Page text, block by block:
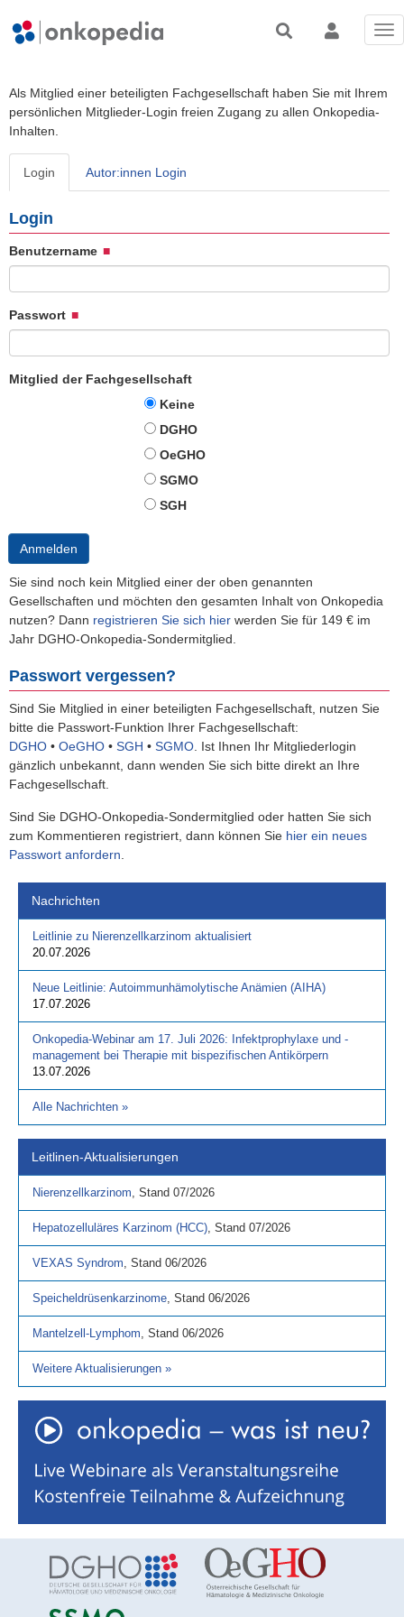
Als Mitglied einer beteiligten Fachgesellschaft haben Sie mit Ihrem
persönlichen Mitglieder-Login freien Zugang zu allen Onkopedia-
Inhalten.
Login Autor:innen Login
Login
Benutzername
Passwort
Mitglied der Fachgesellschaft
Keine
DGHO
OeGHO
SGMO
SGH
Anmelden
Sie sind noch kein Mitglied einer der oben genannten
Gesellschaften und möchten den gesamten Inhalt von Onkopedia
nutzen? Dann registrieren Sie sich hier werden Sie für 149 € im
Jahr DGHO-Onkopedia-Sondermitglied.
Passwort vergessen?
Sind Sie Mitglied in einer beteiligten Fachgesellschaft, nutzen Sie
bitte die Passwort-Funktion Ihrer Fachgesellschaft:
DGHO • OeGHO • SGH • SGMO Ist Ihnen Ihr Mitgliederlogin
gänzlich unbekannt, dann wenden Sie sich bitte direkt an Ihre
Fachgesellschaft.
Sind Sie DGHO-Onkopedia-Sondermitglied oder hatten Sie sich
zum Kommentieren registriert, dann können Sie hier ein neues
Passwort anfordern
Nachrichten
Leitlinie zu Nierenzellkarzinom aktualisiert
20.07.2026
Neue Leitlinie: Autoimmunhämolytische Anämien (AIHA)
17.07.2026
Onkopedia-Webinar am 17. Juli 2026: Infektprophylaxe und -
management bei Therapie mit bispezifischen Antikörpern
13.07.2026
Alle Nachrichten »
Leitlinen-Aktualisierungen
Nierenzellkarzinom, Stand 07/2026
Hepatozelluläres Karzinom (HCC), Stand 07/2026
VEXAS Syndrom, Stand 06/2026
Speicheldrüsenkarzinome, Stand 06/2026
Mantelzell-Lymphom, Stand 06/2026
Weitere Aktualisierungen »